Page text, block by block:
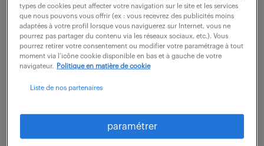
voir l'offre
préparateur aéronautique en
composite (f/h)
30 juillet 2026
Marignane (13) intérim
18 mois
types de cookies peut affecter votre navigation sur le site et les services
que nous pouvons vous offrir (ex : vous recevrez des publicités moins
adaptées à votre profil lorsque vous naviguerez sur Internet, vous ne
pourrez pas partager du contenu via les réseaux sociaux, etc.). Vous
pourrez retirer votre consentement ou modifier votre paramétrage à tout
moment via l’icône cookie disponible en bas et à gauche de votre
navigateur.
Politique en matière de cookie
Liste de nos partenaires
paramétrer